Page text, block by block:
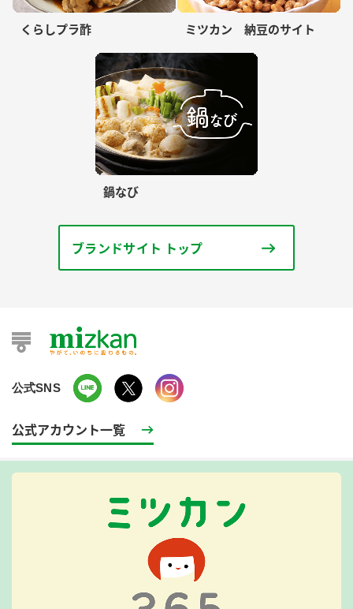
くらしプラ酢 ミツカン 納豆のサイト
鍋なび
ブランドサイト トップ
公式SNS
公式アカウント一覧